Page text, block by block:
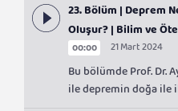
23. Bölüm | Deprem
Oluşur? | Bilim ve
00:00 21 Mart 2024
Bu bölümde Prof. Dr.
ile depremin doğa